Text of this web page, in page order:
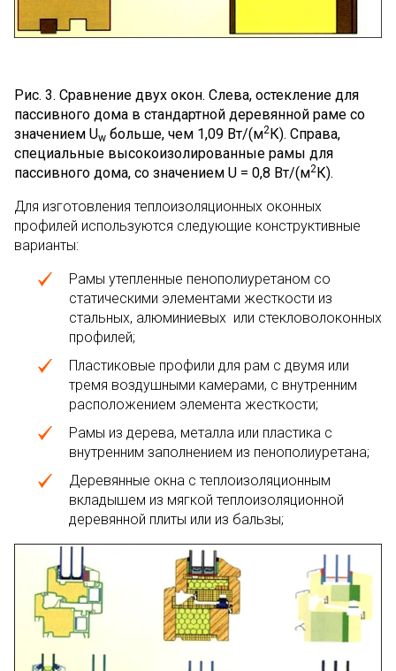
Рис. 3. Сравнение двух окон. Слева, остекление для
пассивного дома в стандартной деревянной раме со
значением Uw больше, чем 1,09 Вт/(м2 К). Справа,
специальные высокоизолированные рамы для
пассивного дома, со значением U = 0,8 Вт/(м2 К).
Для изготовления теплоизоляционных оконных
профилей используются следующие конструктивные
варианты:
Рамы утепленные пенополиуретаном со
статическими элементами жесткости из
стальных, алюминиевых или стекловолоконных
профилей;
Пластиковые профили для рам с двумя или
тремя воздушными камерами, с внутренним
расположением элемента жесткости;
Рамы из дерева, металла или пластика с
внутренним заполнением из пенополиуретана;
Деревянные окна с теплоизоляционным
вкладышем из мягкой теплоизоляционной
деревянной плиты или из бальзы;